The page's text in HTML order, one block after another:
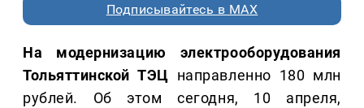
Подписывайтесь в MAX
На модернизацию электрооборудования
Тольяттинской ТЭЦ направленно 180 млн
рублей. Об этом сегодня, 10 апреля,